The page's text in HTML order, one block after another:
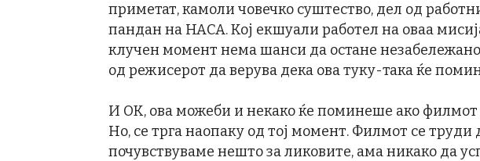
приметат, камоли човечко суштество, дел од
пандан на НАСА. Кој екшуали работел на оваа
клучен момент нема шанси да остане
од режисерот да верува дека ова туку-така ќе
И ОК, ова можеби и некако ќе поминеше ако филмот
Но, се трга наопаку од тој момент. Филмот се труди
почувствуваме нешто за ликовите, ама никако да